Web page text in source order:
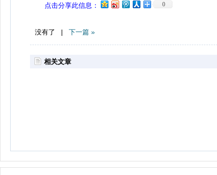
点击分享此信息：
0
没有了 | 下一篇 »
相关文章